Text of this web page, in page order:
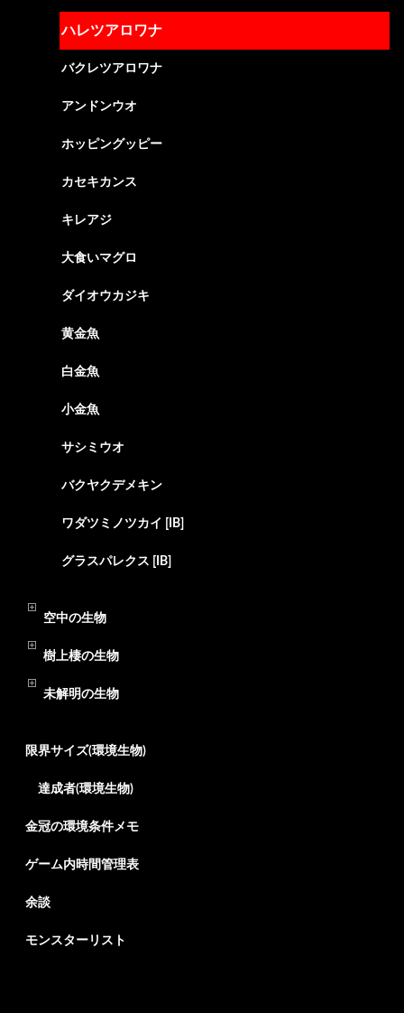
ハレツアロワナ
バクレツアロワナ
アンドンウオ
ホッピングッピー
カセキカンス
キレアジ
大食いマグロ
ダイオウカジキ
黄金魚
白金魚
小金魚
サシミウオ
バクヤクデメキン
ワダツミノツカイ [IB]
グラスパレクス [IB]
空中の生物
樹上棲の生物
未解明の生物
限界サイズ(環境生物)
達成者(環境生物)
金冠の環境条件メモ
ゲーム内時間管理表
余談
モンスターリスト